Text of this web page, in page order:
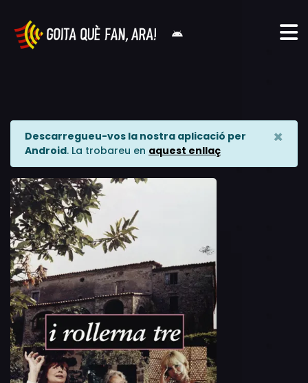
Descarregueu-vos la nostra aplicació per
Android. La trobareu en aquest enllaç
×